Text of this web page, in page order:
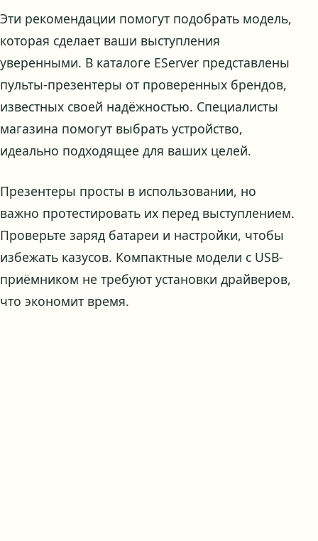
Эти рекомендации помогут подобрать модель,
которая сделает ваши выступления
уверенными. В каталоге EServer представлены
пульты-презентеры от проверенных брендов,
известных своей надёжностью. Специалисты
магазина помогут выбрать устройство,
идеально подходящее для ваших целей.
Презентеры просты в использовании, но
важно протестировать их перед выступлением.
Проверьте заряд батареи и настройки, чтобы
избежать казусов. Компактные модели с USB-
приёмником не требуют установки драйверов,
что экономит время.